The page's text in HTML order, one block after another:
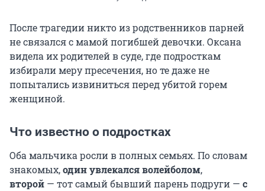
После трагедии никто из родственников парней
не связался с мамой погибшей девочки. Оксана
видела их родителей в суде, где подросткам
избирали меру пресечения, но те даже не
попытались извиниться перед убитой горем
женщиной.
Что известно о подростках
Оба мальчика росли в полных семьях. По словам
знакомых,один увлекался волейболом,
второй — тот самый бывший парень подруги — с